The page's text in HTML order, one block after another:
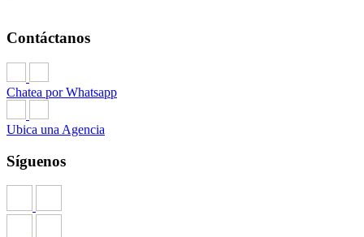
Contáctanos
Chatea por Whatsapp
Ubica una Agencia
Síguenos